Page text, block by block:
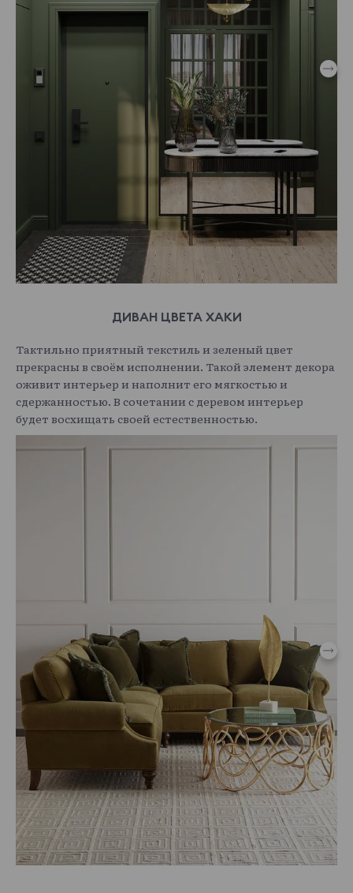
ДИВАН ЦВЕТА ХАКИ
Тактильно приятный текстиль и зеленый цвет
прекрасны в своём исполнении. Такой элемент декора
оживит интерьер и наполнит его мягкостью и
сдержанностью. В сочетании с деревом интерьер
будет восхищать своей естественностью.